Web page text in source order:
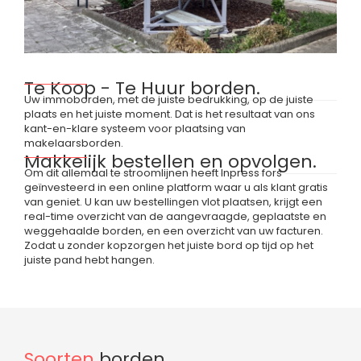
Te Koop - Te Huur borden.
Uw immoborden, met de juiste bedrukking, op de juiste
plaats en het juiste moment. Dat is het resultaat van ons
kant-en-klare systeem voor plaatsing van
makelaarsborden.
Makkelijk bestellen en opvolgen.
Om dit allemaal te stroomlijnen heeft Inpress fors
geïnvesteerd in een online platform waar u als klant gratis
van geniet. U kan uw bestellingen vlot plaatsen, krijgt een
real-time overzicht van de aangevraagde, geplaatste en
weggehaalde borden, en een overzicht van uw facturen.
Zodat u zonder kopzorgen het juiste bord op tijd op het
juiste pand hebt hangen.